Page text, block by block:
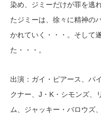
染め、ジミーだけが罪を逃
たジミーは、徐々に精神の
かれていく・・・。そして
た・・・。
出演：ガイ・ピアース、パ
クナー、J・K・シモンズ、
ム、ジャッキー・バロウズ